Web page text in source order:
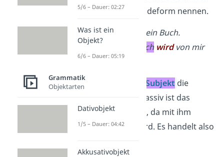
kannst du auch Leideform nennen.
Aktiv:
ein Buch.
Passiv:
Das Buch wirdvon mir
gelesen.
Im Aktiv führt das
Subjekt die
Tätigkeit aus. Im Passiv ist das
Subjektnicht aktiv, da mit ihm
etwas gemacht wird. Es handelt also
5/6 – Dauer: 02:27
Was ist ein
Objekt?
6/6 – Dauer: 05:19
Grammatik
Objektarten
Dativobjekt
1/5 – Dauer: 04:42
Akkusativobjekt